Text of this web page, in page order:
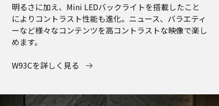
明るさに加え、Mini LEDバックライトを搭載したこと
によりコントラスト性能も進化。ニュース、バラエティ
ーなど様々なコンテンツを高コントラストな映像で楽し
めます。
W93Cを詳しく見る